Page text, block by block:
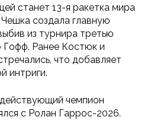
станет 13-я ракетка мира
создала главную
из турнира третью
Гофф. Ранее Костюк и
что добавляет
интриги.
чемпион
с Ролан Гаррос-2026.